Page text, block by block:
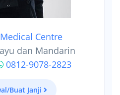
Centre
dan Mandarin
0812-9078-2823
Buat Janji